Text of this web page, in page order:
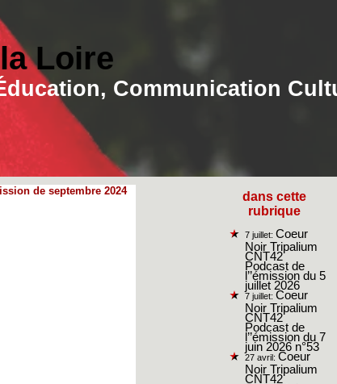
Loire
Communication
de septembre 2024
dans cette
rubrique
7 juillet: Coeur
Noir Tripalium
CNT42
Podcast de
l’’émission du 5
juillet 2026
7 juillet: Coeur
Noir Tripalium
CNT42
Podcast de
l’’émission du 7
juin 2026 n°53
27 avril: Coeur
Noir Tripalium
CNT42